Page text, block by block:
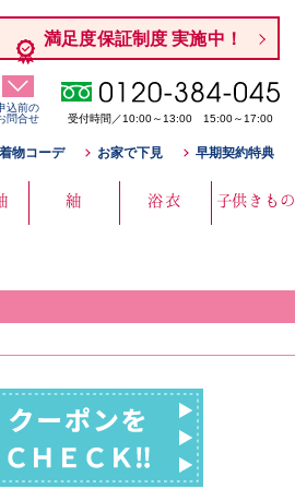
満足度保証制度 実施中！
込前の
問合せ
受付時間／10:00～13:00 15:00～17:00
物コーデ お家で下見 早期契約特典
紬 浴衣 子供きもの